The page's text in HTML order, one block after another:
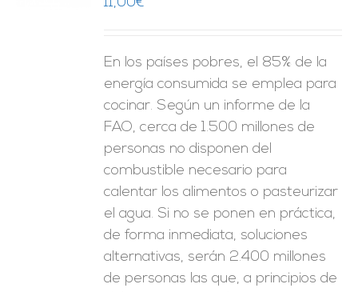
En los países pobres, el 85% de la
energía consumida se emplea para
cocinar. Según un informe de la
FAO, cerca de 1.500 millones de
personas no disponen del
combustible necesario para
calentar los alimentos o pasteurizar
el agua. Si no se ponen en práctica,
de forma inmediata, soluciones
alternativas, serán 2.400 millones
de personas las que, a principios de